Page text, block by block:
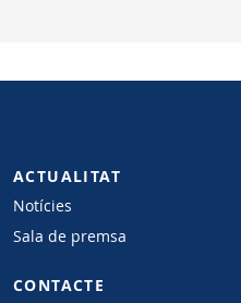
ACTUALITAT
Notícies
Sala de premsa
CONTACTE